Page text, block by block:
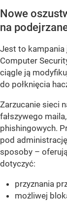
Nowe
na
Jest to kampania
Computer
ciągle ją
do połknięcia
Zarzucanie sieci
fałszywego
phishingowych.
pod
sposoby –
dotyczyć:
przyznania
możliwej